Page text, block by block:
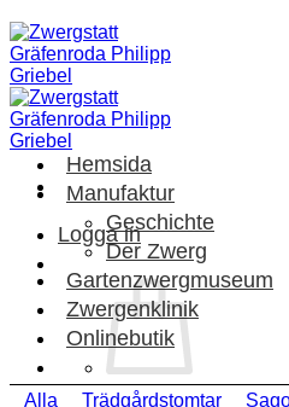
Skip
to
content
Logga in
Hemsida
Manufaktur
Geschichte
Der Zwerg
Gartenzwergmuseum
Zwergenklinik
Onlinebutik
Alla Trädgårdstomtar